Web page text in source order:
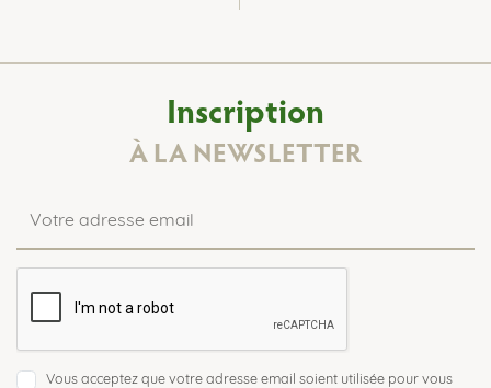
Inscription
À LA NEWSLETTER
Vous acceptez que votre adresse email soient utilisée pour vous